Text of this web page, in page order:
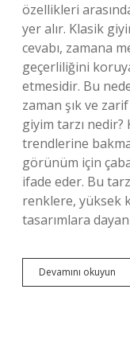
özellikleri
yer alır. Klasik
cevabı, zamana
geçerliliğini
etmesidir. Bu
zaman şık ve
giyim tarzı nedir?
trendlerine
görünüm için
ifade eder. Bu
renklere, yüksek
tasarımlara
Devamını okuyun